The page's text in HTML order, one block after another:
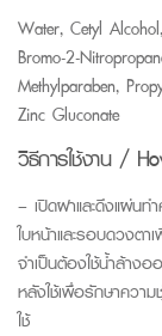
Water, Cetyl
Bromo-2-
Methylparaben,
Zinc Gluconate
วิธีการใช้งาน /
– เปิดฝาและดึงแผ่นท
ใบหน้าและรอบดวงตา
จำเป็นต้องใช้น้ำล้าง
หลังใช้เพื่อรักษาควา
ใช้